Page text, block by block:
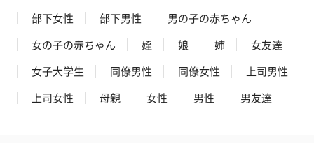
ぬいぐるみ
愛らしいぬいぐるみを同梱してお届けします。
誕生日・記念日・出産祝いなどのシーンにおすすめです。
部下女性
部下男性
男の子の赤ちゃん
女の子の赤ちゃん
姪 娘 姉
女友達
女子大学生
同僚男性 同僚女性
上司男性
上司女性
母親 女性 男性 男友達